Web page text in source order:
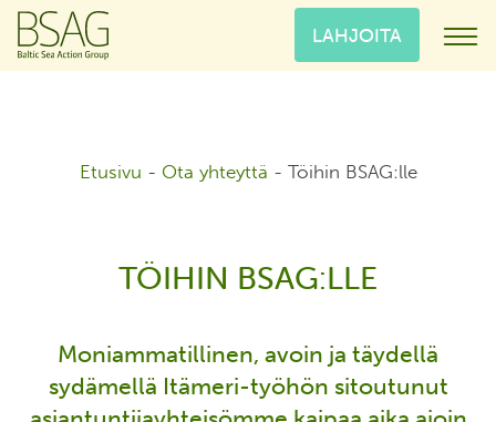
LAHJOITA
Etusivu - Ota yhteyttä - Töihin BSAG:lle
TÖIHIN BSAG:LLE
Moniammatillinen, avoin ja täydellä
sydämellä Itämeri-työhön sitoutunut